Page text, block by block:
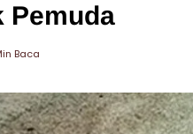
Pemuda
Baca